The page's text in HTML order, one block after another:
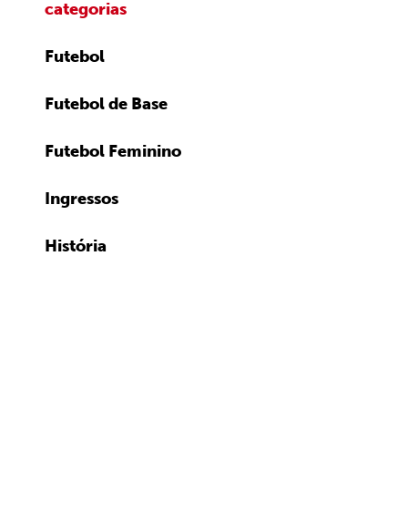
categorias
Futebol
Futebol de Base
Futebol Feminino
Ingressos
História